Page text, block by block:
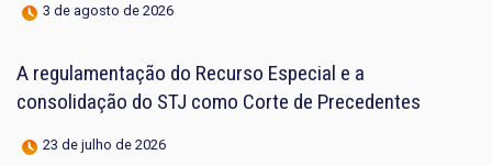
3 de agosto de 2026
A regulamentação do Recurso Especial e a
consolidação do STJ como Corte de Precedentes
23 de julho de 2026